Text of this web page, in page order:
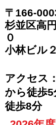
〒166-
杉並区高
０
小林ビル
アクセス
から徒歩5
徒歩8分